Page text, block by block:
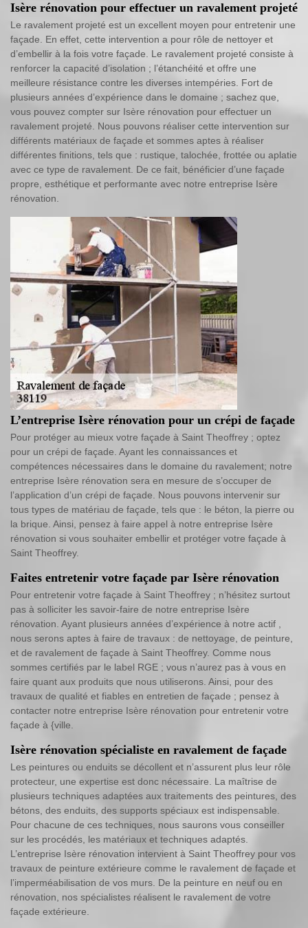
Isère rénovation pour effectuer un ravalement projeté
Le ravalement projeté est un excellent moyen pour entretenir une
façade. En effet, cette intervention a pour rôle de nettoyer et
d’embellir à la fois votre façade. Le ravalement projeté consiste à
renforcer la capacité d’isolation ; l’étanchéité et offre une
meilleure résistance contre les diverses intempéries. Fort de
plusieurs années d’expérience dans le domaine ; sachez que,
vous pouvez compter sur Isère rénovation pour effectuer un
ravalement projeté. Nous pouvons réaliser cette intervention sur
différents matériaux de façade et sommes aptes à réaliser
différentes finitions, tels que : rustique, talochée, frottée ou aplatie
avec ce type de ravalement. De ce fait, bénéficier d’une façade
propre, esthétique et performante avec notre entreprise Isère
rénovation.
L’entreprise Isère rénovation pour un crépi de façade
Pour protéger au mieux votre façade à Saint Theoffrey ; optez
pour un crépi de façade. Ayant les connaissances et
compétences nécessaires dans le domaine du ravalement; notre
entreprise Isère rénovation sera en mesure de s’occuper de
l’application d’un crépi de façade. Nous pouvons intervenir sur
tous types de matériau de façade, tels que : le béton, la pierre ou
la brique. Ainsi, pensez à faire appel à notre entreprise Isère
rénovation si vous souhaiter embellir et protéger votre façade à
Saint Theoffrey.
Faites entretenir votre façade par Isère rénovation
Pour entretenir votre façade à Saint Theoffrey ; n’hésitez surtout
pas à solliciter les savoir-faire de notre entreprise Isère
rénovation. Ayant plusieurs années d’expérience à notre actif ,
nous serons aptes à faire de travaux : de nettoyage, de peinture,
et de ravalement de façade à Saint Theoffrey. Comme nous
sommes certifiés par le label RGE ; vous n’aurez pas à vous en
faire quant aux produits que nous utiliserons. Ainsi, pour des
travaux de qualité et fiables en entretien de façade ; pensez à
contacter notre entreprise Isère rénovation pour entretenir votre
façade à {ville.
Isère rénovation spécialiste en ravalement de façade
Les peintures ou enduits se décollent et n’assurent plus leur rôle
protecteur, une expertise est donc nécessaire. La maîtrise de
plusieurs techniques adaptées aux traitements des peintures, des
bétons, des enduits, des supports spéciaux est indispensable.
Pour chacune de ces techniques, nous saurons vous conseiller
sur les procédés, les matériaux et techniques adaptés.
L’entreprise Isère rénovation intervient à Saint Theoffrey pour vos
travaux de peinture extérieure comme le ravalement de façade et
l’imperméabilisation de vos murs. De la peinture en neuf ou en
rénovation, nos spécialistes réalisent le ravalement de votre
façade extérieure.